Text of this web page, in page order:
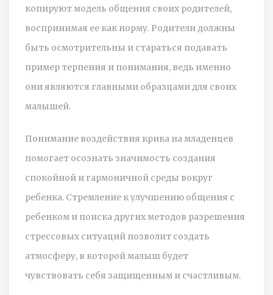
копируют модель общения своих родителей,
воспринимая ее как норму. Родители должны
быть осмотрительны и стараться подавать
пример терпения и понимания, ведь именно
они являются главными образцами для своих
малышей.
Понимание воздействия крика на младенцев
помогает осознать значимость создания
спокойной и гармоничной среды вокруг
ребенка. Стремление к улучшению общения с
ребенком и поиска других методов разрешения
стрессовых ситуаций позволит создать
атмосферу, в которой малыш будет
чувствовать себя защищенным и счастливым.